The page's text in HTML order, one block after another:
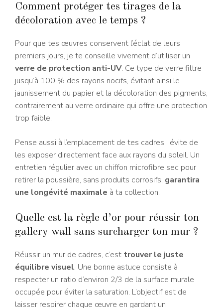
Comment protéger tes tirages de la
décoloration avec le temps ?
Pour que tes œuvres conservent l’éclat de leurs
premiers jours, je te conseille vivement d’utiliser un
verre de protection anti-UV. Ce type de verre filtre
jusqu’à 100 % des rayons nocifs, évitant ainsi le
jaunissement du papier et la décoloration des pigments,
contrairement au verre ordinaire qui offre une protection
trop faible.
Pense aussi à l’emplacement de tes cadres : évite de
les exposer directement face aux rayons du soleil. Un
entretien régulier avec un chiffon microfibre sec pour
retirer la poussière, sans produits corrosifs, garantira
une longévité maximale à ta collection.
Quelle est la règle d’or pour réussir ton
gallery wall sans surcharger ton mur ?
Réussir un mur de cadres, c’est trouver le juste
équilibre visuel. Une bonne astuce consiste à
respecter un ratio d’environ 2/3 de la surface murale
occupée pour éviter la saturation. L’objectif est de
laisser respirer chaque œuvre en gardant un